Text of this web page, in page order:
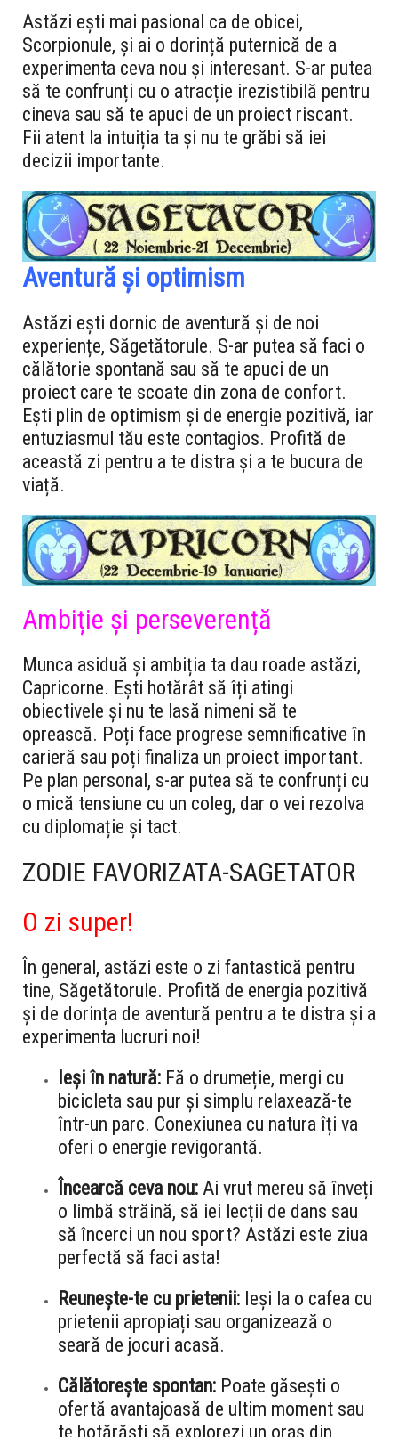
Astăzi ești mai pasional ca de obicei,
Scorpionule, și ai o dorință puternică de a
experimenta ceva nou și interesant. S-ar putea
să te confrunți cu o atracție irezistibilă pentru
cineva sau să te apuci de un proiect riscant.
Fii atent la intuiția ta și nu te grăbi să iei
decizii importante.
Aventură și optimism
Astăzi ești dornic de aventură și de noi
experiențe, Săgetătorule. S-ar putea să faci o
călătorie spontană sau să te apuci de un
proiect care te scoate din zona de confort.
Ești plin de optimism și de energie pozitivă, iar
entuziasmul tău este contagios. Profită de
această zi pentru a te distra și a te bucura de
viață.
Ambiție și perseverență
Munca asiduă și ambiția ta dau roade astăzi,
Capricorne. Ești hotărât să îți atingi
obiectivele și nu te lasă nimeni să te
oprească. Poți face progrese semnificative în
carieră sau poți finaliza un proiect important.
Pe plan personal, s-ar putea să te confrunți cu
o mică tensiune cu un coleg, dar o vei rezolva
cu diplomație și tact.
ZODIE FAVORIZATA-SAGETATOR
O zi super!
În general, astăzi este o zi fantastică pentru
tine, Săgetătorule. Profită de energia pozitivă
și de dorința de aventură pentru a te distra și a
experimenta lucruri noi!
Ieși în natură: Fă o drumeție, mergi cu
bicicleta sau pur și simplu relaxează-te
într-un parc. Conexiunea cu natura îți va
oferi o energie revigorantă.
Încearcă ceva nou: Ai vrut mereu să înveți
o limbă străină, să iei lecții de dans sau
să încerci un nou sport? Astăzi este ziua
perfectă să faci asta!
Reunește-te cu prietenii: Ieși la o cafea cu
prietenii apropiați sau organizează o
seară de jocuri acasă.
Călătorește spontan: Poate găsești o
ofertă avantajoasă de ultim moment sau
te hotărăști să explorezi un oraș din